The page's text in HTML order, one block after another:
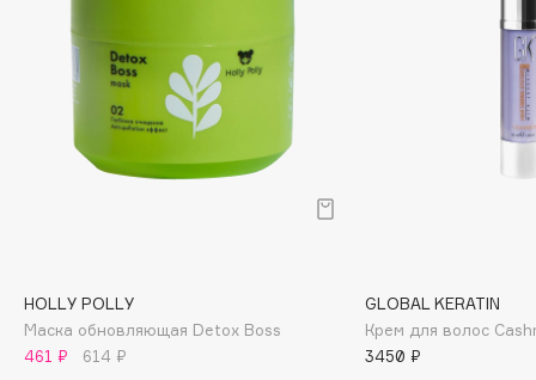
Celimax
Chupa Chups
Clinique
Clive Christian
Club De Nuit
HOLLY POLLY
Маска обновляющая Detox Boss
461 ₽
614 ₽
GLOBAL KERATIN
Крем для волос
3450 ₽